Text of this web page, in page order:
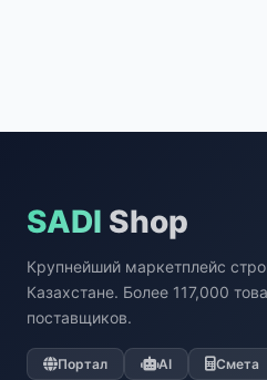
SADI Shop
Крупнейший маркетплейс
Казахстане. Более 117,000
поставщиков.
Портал AI Смета